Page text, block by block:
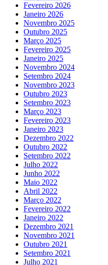
Fevereiro 2026
Janeiro 2026
Novembro 2025
Outubro 2025
Março 2025
Fevereiro 2025
Janeiro 2025
Novembro 2024
Setembro 2024
Novembro 2023
Outubro 2023
Setembro 2023
Março 2023
Fevereiro 2023
Janeiro 2023
Dezembro 2022
Outubro 2022
Setembro 2022
Julho 2022
Junho 2022
Maio 2022
Abril 2022
Março 2022
Fevereiro 2022
Janeiro 2022
Dezembro 2021
Novembro 2021
Outubro 2021
Setembro 2021
Julho 2021